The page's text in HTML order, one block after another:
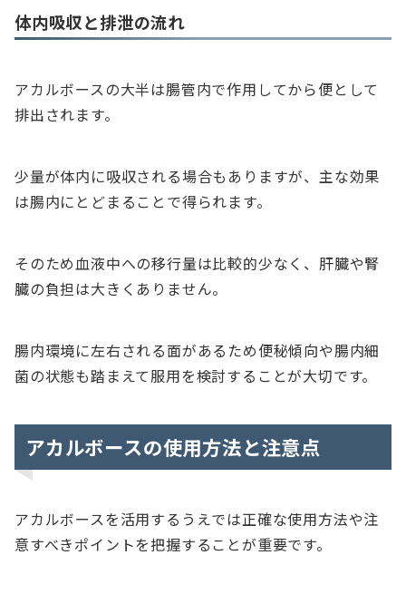
体内吸収と排泄の流れ
アカルボースの大半は腸管内で作用してから便として
排出されます。
少量が体内に吸収される場合もありますが、主な効果
は腸内にとどまることで得られます。
そのため血液中への移行量は比較的少なく、肝臓や腎
臓の負担は大きくありません。
腸内環境に左右される面があるため便秘傾向や腸内細
菌の状態も踏まえて服用を検討することが大切です。
アカルボースの使用方法と注意点
アカルボースを活用するうえでは正確な使用方法や注
意すべきポイントを把握することが重要です。